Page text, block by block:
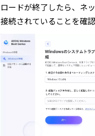
ロードが終了したら、ネ
接続されていることを確認